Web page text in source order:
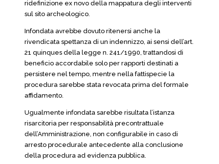
ridefinizione ex novo della mappatura degli interventi
sul sito archeologico.
Infondata avrebbe dovuto ritenersi anche la
rivendicata spettanza di un indennizzo, ai sensi dell’art.
21 quinques della legge n. 241/1990, trattandosi di
beneficio accordabile solo per rapporti destinati a
persistere nel tempo, mentre nella fattispecie la
procedura sarebbe stata revocata prima del formale
affidamento.
Ugualmente infondata sarebbe risultata l’istanza
risarcitoria per responsabilità precontrattuale
dell’Amministrazione, non configurabile in caso di
arresto procedurale antecedente alla conclusione
della procedura ad evidenza pubblica.